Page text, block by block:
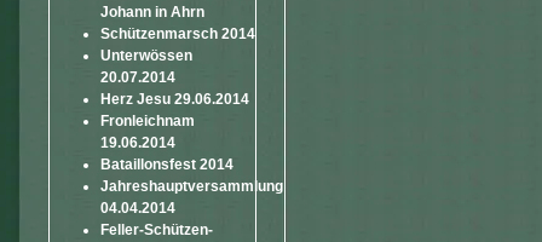
Johann in Ahrn
Schützenmarsch 2014
Unterwössen
20.07.2014
Herz Jesu 29.06.2014
Fronleichnam
19.06.2014
Bataillonsfest 2014
Jahreshauptversammlung
04.04.2014
Feller-Schützen-